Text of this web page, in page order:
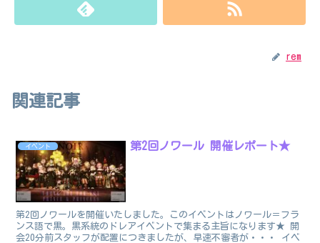
rem
関連記事
イベント 第2回ノワール 開催レポート★
第2回ノワールを開催いたしました。このイベントはノワール＝フラ
ンス語で黒。黒系統のドレアイベントで集まる主旨になります★ 開
会20分前スタッフが配置につきましたが、早速不審者が・・・ イベ